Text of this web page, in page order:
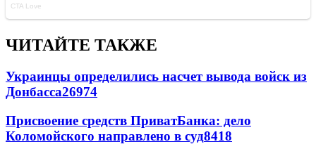
ЧИТАЙТЕ ТАКЖЕ
Украинцы определились насчет вывода войск из
Донбасса26974
Присвоение средств ПриватБанка: дело
Коломойского направлено в суд8418